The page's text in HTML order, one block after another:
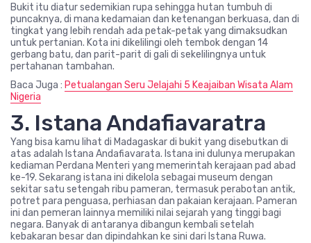
Bukit itu diatur sedemikian rupa sehingga hutan tumbuh di
puncaknya, di mana kedamaian dan ketenangan berkuasa, dan di
tingkat yang lebih rendah ada petak-petak yang dimaksudkan
untuk pertanian. Kota ini dikelilingi oleh tembok dengan 14
gerbang batu, dan parit-parit di gali di sekelilingnya untuk
pertahanan tambahan.
Baca Juga : Petualangan Seru Jelajahi 5 Keajaiban Wisata Alam
Nigeria
3. Istana Andafiavaratra
Yang bisa kamu lihat di Madagaskar di bukit yang disebutkan di
atas adalah Istana Andafiavarata. Istana ini dulunya merupakan
kediaman Perdana Menteri yang memerintah kerajaan pad abad
ke-19. Sekarang istana ini dikelola sebagai museum dengan
sekitar satu setengah ribu pameran, termasuk perabotan antik,
potret para penguasa, perhiasan dan pakaian kerajaan. Pameran
ini dan pemeran lainnya memiliki nilai sejarah yang tinggi bagi
negara. Banyak di antaranya dibangun kembali setelah
kebakaran besar dan dipindahkan ke sini dari Istana Ruwa.